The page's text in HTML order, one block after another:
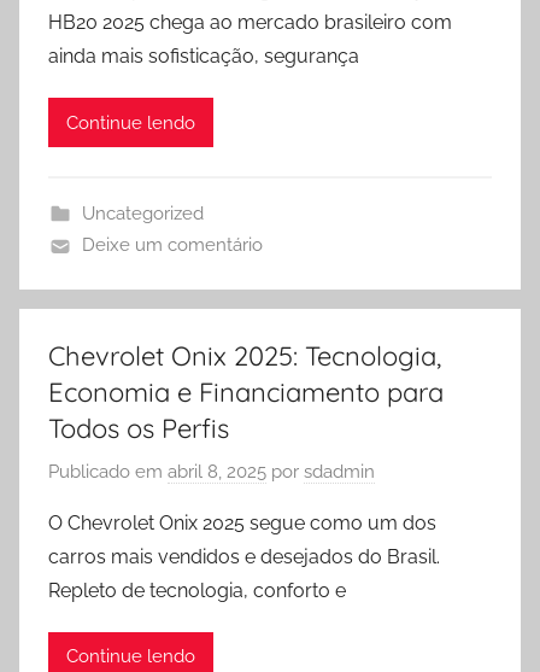
HB20 2025 chega ao mercado brasileiro com
ainda mais sofisticação, segurança
Continue lendo
Uncategorized
Deixe um comentário
Chevrolet Onix 2025: Tecnologia,
Economia e Financiamento para
Todos os Perfis
Publicado em abril 8, 2025 por sdadmin
O Chevrolet Onix 2025 segue como um dos
carros mais vendidos e desejados do Brasil.
Repleto de tecnologia, conforto e
Continue lendo